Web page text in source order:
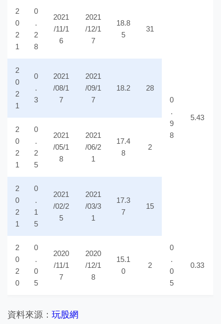
2
0
2
1
0
.
2
8
2021
/11/1
6
2021
/12/1
7
18.8
5
31
0
.
9
8
5.43
2
0
2
1
0
.
3
2021
/08/1
7
2021
/09/1
7
18.2 28
2
0
2
1
0
.
2
5
2021
/05/1
8
2021
/06/2
1
17.4
8
2
2
0
2
1
0
.
1
5
2021
/02/2
5
2021
/03/3
1
17.3
7
15
2
0
2
0
0
.
0
5
2020
/11/1
7
2020
/12/1
8
15.1
0
2
0
.
0
5
0.33
資料來源： 玩股網